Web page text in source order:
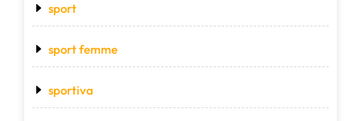
sport
sport femme
sportiva